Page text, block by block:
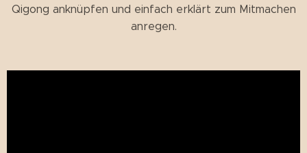
Qigong anknüpfen und einfach erklärt zum Mitmachen
anregen.